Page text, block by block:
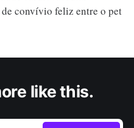
convívio feliz entre o pet
like this.